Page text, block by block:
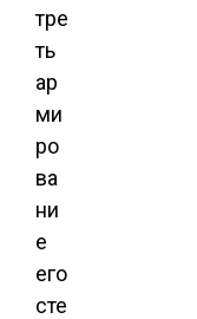
тре
ть
ар
ми
ро
ва
ни
е
его
сте